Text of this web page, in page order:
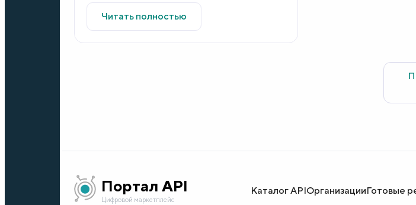
Читать полностью
Портал API
Цифровой маркетплейс
Каталог APIОрганизацииГотовые